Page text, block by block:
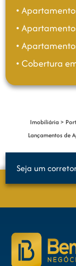
Quais
comprar
Áreas
altamente
uma
É
Sim,
escolha
tranquilo
oferece
incluindo
•
•
•
• Cobertura
Imobiliária >
Lançamentos de
Seja um